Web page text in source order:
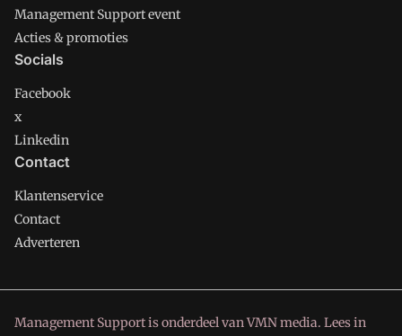
Management Support event
Acties & promoties
Socials
Facebook
x
Linkedin
Contact
Klantenservice
Contact
Adverteren
Management Support is onderdeel van VMN media. Lees in